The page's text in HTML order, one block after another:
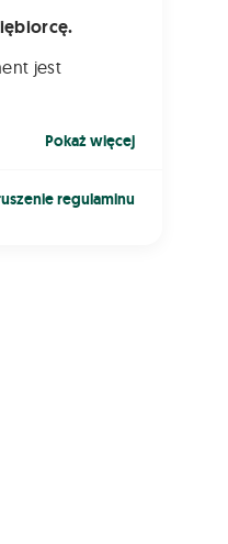
jest
lub
na Plonovo
Pokażwięcej
regulaminu